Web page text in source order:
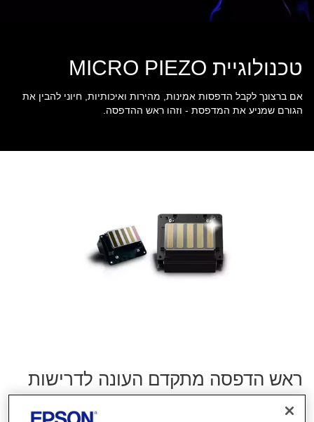
טכנולוגיית MICRO PIEZO
אם ברצונך לקבל הדפסות אמינות, מהירות ואיכותיות, חיוני להבין את
הגורם שמניע את המדפסת - וזהו ראש ההדפסה.
ראש הדפסה מתקדם העונה לדרישות
עכשוויות ועתידיות